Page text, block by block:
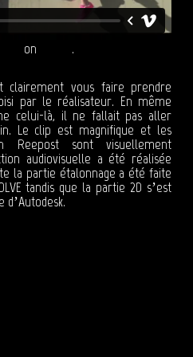
on .
clairement vous faire prendre
par le réalisateur. En même
celui-là, il ne fallait pas aller
Le clip est magnifique et les
Reepost sont visuellement
audiovisuelle a été réalisée
la partie étalonnage a été faite
tandis que la partie 2D s’est